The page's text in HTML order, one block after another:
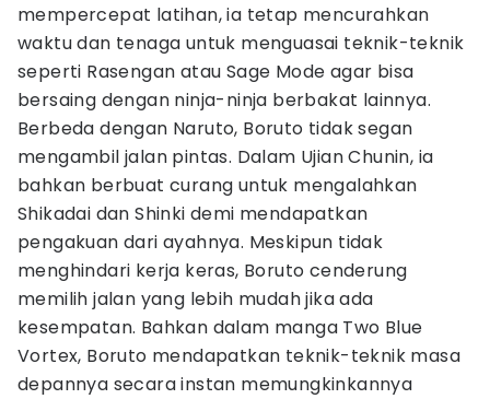
mempercepat latihan, ia tetap mencurahkan
waktu dan tenaga untuk menguasai teknik-teknik
seperti Rasengan atau Sage Mode agar bisa
bersaing dengan ninja-ninja berbakat lainnya.
Berbeda dengan Naruto, Boruto tidak segan
mengambil jalan pintas. Dalam Ujian Chunin, ia
bahkan berbuat curang untuk mengalahkan
Shikadai dan Shinki demi mendapatkan
pengakuan dari ayahnya. Meskipun tidak
menghindari kerja keras, Boruto cenderung
memilih jalan yang lebih mudah jika ada
kesempatan. Bahkan dalam manga Two Blue
Vortex, Boruto mendapatkan teknik-teknik masa
depannya secara instan memungkinkannya